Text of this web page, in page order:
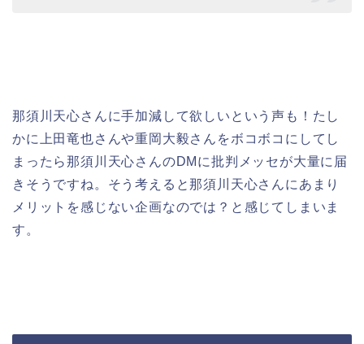
那須川天心さんに手加減して欲しいという声も！たし
かに上田竜也さんや重岡大毅さんをボコボコにしてし
まったら那須川天心さんのDMに批判メッセが大量に届
きそうですね。そう考えると那須川天心さんにあまり
メリットを感じない企画なのでは？と感じてしまいま
す。